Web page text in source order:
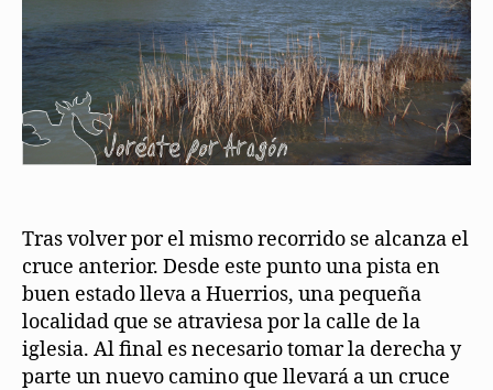
Tras volver por el mismo recorrido se alcanza el
cruce anterior. Desde este punto una pista en
buen estado lleva a Huerrios, una pequeña
localidad que se atraviesa por la calle de la
iglesia. Al final es necesario tomar la derecha y
parte un nuevo camino que llevará a un cruce